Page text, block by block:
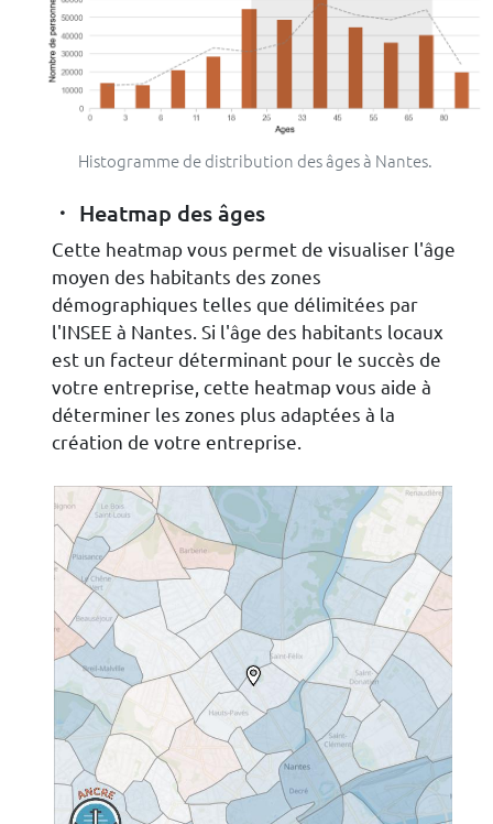
Histogramme de distribution des âges à Nantes.
Heatmap des âges
Cette heatmap vous permet de visualiser l'âge
moyen des habitants des zones
démographiques telles que délimitées par
l'INSEE à Nantes. Si l'âge des habitants locaux
est un facteur déterminant pour le succès de
votre entreprise, cette heatmap vous aide à
déterminer les zones plus adaptées à la
création de votre entreprise.